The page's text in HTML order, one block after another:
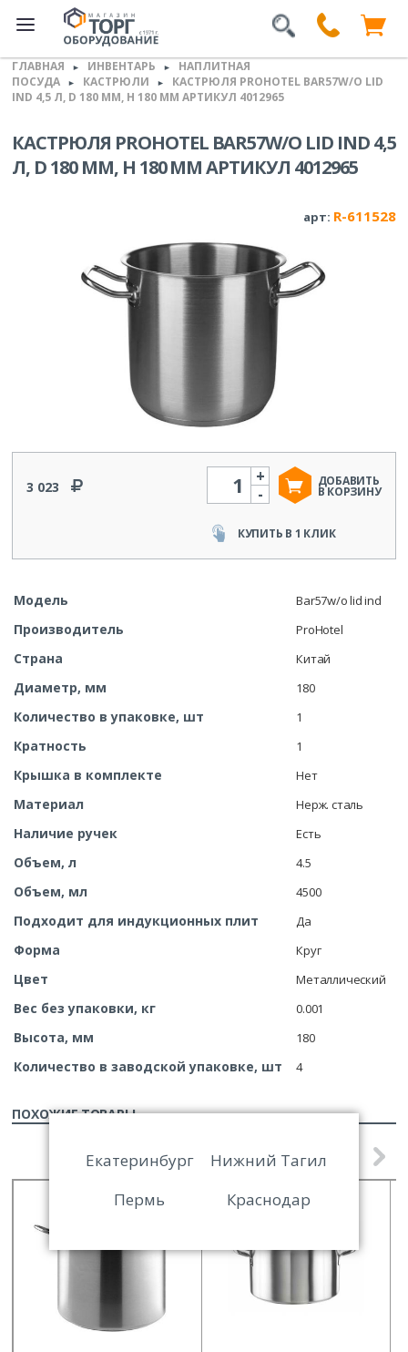
ГЛАВНАЯ ► ИНВЕНТАРЬ ►
НАПЛИТНАЯ
ПОСУДА
► КАСТРЮЛИ ►
КАСТРЮЛЯ PROHOTEL BAR57W/O LID
IND 4,5 Л, D 180 ММ, H 180 ММ АРТИКУЛ 4012965
КАСТРЮЛЯ PROHOTEL BAR57W/O LID IND 4,5
Л, D 180 ММ, H 180 ММ АРТИКУЛ 4012965
арт: R-611528
3 023
Количество
-
+ ДОБАВИТЬ
В КОРЗИНУ
КУПИТЬ В 1 КЛИК
Модель Bar57w/o lid ind
Производитель ProHotel
Страна Китай
Диаметр, мм 180
Количество в упаковке, шт 1
Кратность 1
Крышка в комплекте Нет
Материал Нерж. сталь
Наличие ручек Есть
Объем, л 4.5
Объем, мл 4500
Подходит для индукционных плит Да
Форма Круг
Цвет Металлический
Вес без упаковки, кг 0.001
Высота, мм 180
Количество в заводской упаковке, шт 4
ПОХОЖИЕ ТОВАРЫ
Екатеринбург
Нижний Тагил
Пермь
Краснодар